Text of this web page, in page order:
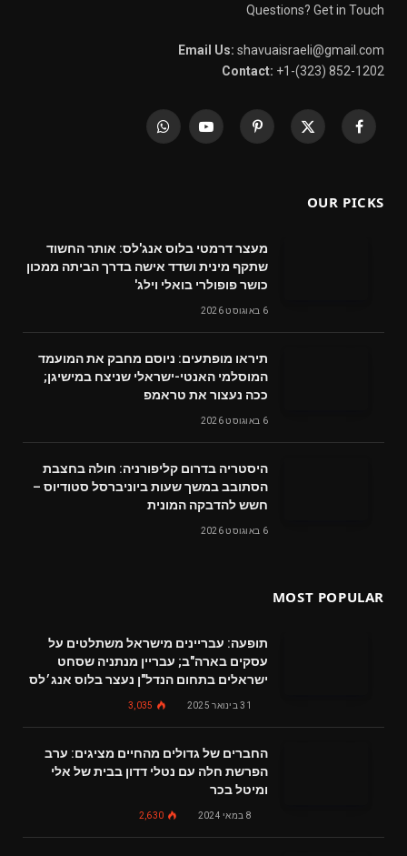
Questions? Get in Touch
Email Us: shavuaisraeli@gmail.com
Contact: +1-(323) 852-1202
Facebook
X
Pinterest
YouTube
WhatsApp
OUR PICKS
מעצר דרמטי בלוס אנג'לס: אותר החשוד
שתקף מינית ושדד אישה בדרך הביתה ממכון
כושר פופולרי בואלי וילג'
6 באוגוסט 2026
תיראו מופתעים: ניוסם מחבק את המועמד
המוסלמי האנטי-ישראלי שניצח במישיגן;
ככה נעצור את טראמפ
6 באוגוסט 2026
היסטריה בדרום קליפורניה: חולה בחצבת
הסתובב במשך שעות ביוניברסל סטודיוס –
חשש להדבקה המונית
6 באוגוסט 2026
MOST POPULAR
תופעה: עבריינים מישראל משתלטים על
עסקים בארה"ב; עבריין מנתניה שסחט
ישראלים בתחום הנדל"ן נעצר בלוס אנג׳לס
31 בינואר 2025 3,035
החברים של גדולים מהחיים מציגים: ערב
הפרשת חלה עם נטלי דדון בבית של אלי
ומיטל בכר
8 במאי 2024 2,630